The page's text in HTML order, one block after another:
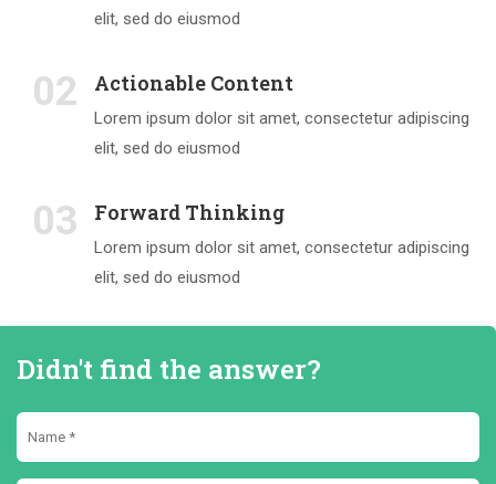
elit, sed do eiusmod
02 Actionable Content
Lorem ipsum dolor sit amet, consectetur adipiscing
elit, sed do eiusmod
03 Forward Thinking
Lorem ipsum dolor sit amet, consectetur adipiscing
elit, sed do eiusmod
Didn't find the answer?